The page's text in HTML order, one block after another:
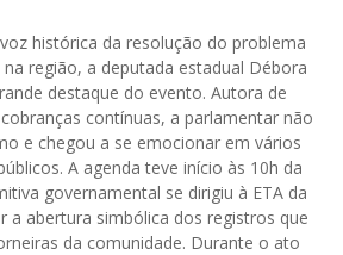
histórica da resolução do problema
região, a deputada estadual Débora
destaque do evento. Autora de
contínuas, a parlamentar não
e chegou a se emocionar em vários
A agenda teve início às 10h da
governamental se dirigiu à ETA da
a abertura simbólica dos registros que
da comunidade. Durante o ato